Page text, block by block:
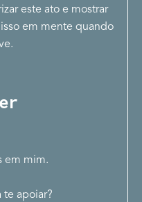
este ato e mostrar
em mente quando
em mim.
te apoiar?